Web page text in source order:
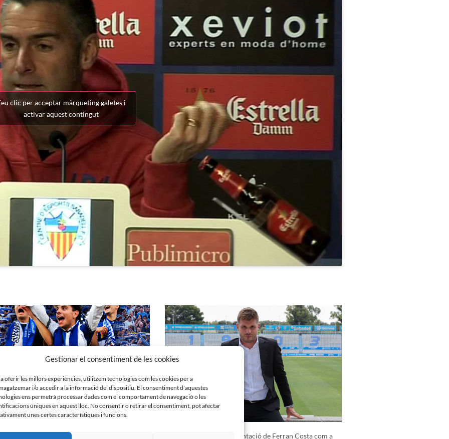
Gestionar el consentiment de les cookies
oferir les millors experiències, utilitzem tecnologies com les cookies per a
i/o accedir a la informació del dispositiu. El consentiment d'aquestes
ens permetrà processar dades com el comportament de navegació o les
úniques en aquest lloc. No consentir o retirar el consentiment, pot afectar
unes certes característiques i funcions.
clic per acceptar màrqueting galetes i
activar aquest contingut
𝗤𝗨𝗘 𝗠𝗔𝗜: 𝗦𝗘𝗡𝗦𝗘 𝗘𝗫𝗖𝗨𝗦𝗘𝗦 | Campanya
Roda de premsa de presentació de Ferran Costa com a